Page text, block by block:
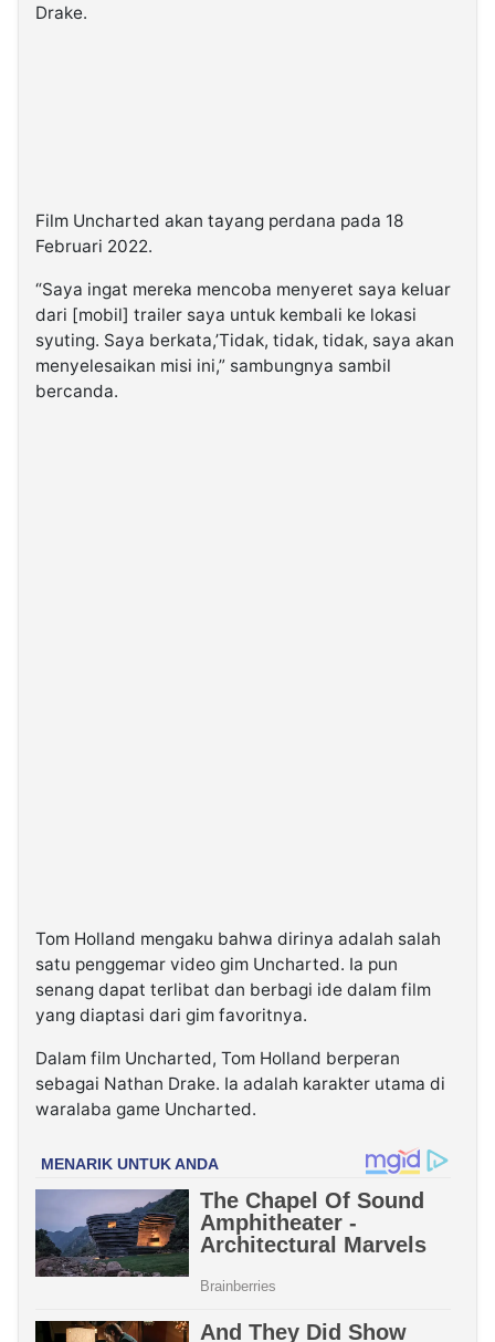
Drake.
Film Uncharted akan tayang perdana pada 18
Februari 2022.
“Saya ingat mereka mencoba menyeret saya keluar
dari [mobil] trailer saya untuk kembali ke lokasi
syuting. Saya berkata,’Tidak, tidak, tidak, saya akan
menyelesaikan misi ini,” sambungnya sambil
bercanda.
Tom Holland mengaku bahwa dirinya adalah salah
satu penggemar video gim Uncharted. Ia pun
senang dapat terlibat dan berbagi ide dalam film
yang diaptasi dari gim favoritnya.
Dalam film Uncharted, Tom Holland berperan
sebagai Nathan Drake. Ia adalah karakter utama di
waralaba game Uncharted.